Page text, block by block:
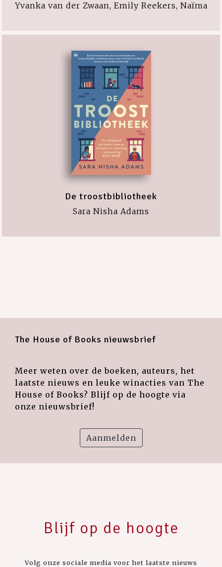
Yvanka van der Zwaan, Emily Reekers, Naïma
De troostbibliotheek
Sara Nisha Adams
The House of Books nieuwsbrief
Meer weten over de boeken, auteurs, het
laatste nieuws en leuke winacties van The
House of Books? Blijf op de hoogte via
onze nieuwsbrief!
Aanmelden
Blijf op de hoogte
Volg onze sociale media voor het laatste nieuws